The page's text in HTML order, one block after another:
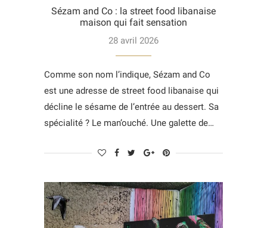
Sézam and Co : la street food libanaise
maison qui fait sensation
28 avril 2026
Comme son nom l’indique, Sézam and Co
est une adresse de street food libanaise qui
décline le sésame de l’entrée au dessert. Sa
spécialité ? Le man’ouché. Une galette de…